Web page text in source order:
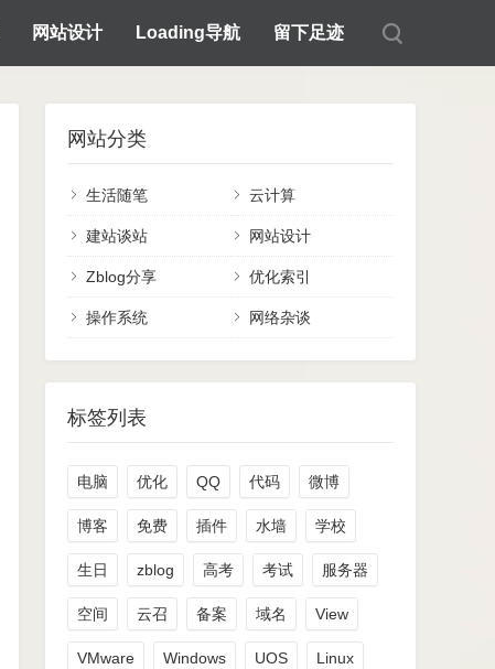
网站设计 Loading导航 留下足迹
网站分类
生活随笔 云计算
建站谈站 网站设计
Zblog分享 优化索引
操作系统 网络杂谈
标签列表
电脑 优化 QQ 代码 微博
博客 免费 插件 水墙 学校
生日 zblog 高考 考试 服务器
空间 云召 备案 域名 View
VMware Windows UOS Linux